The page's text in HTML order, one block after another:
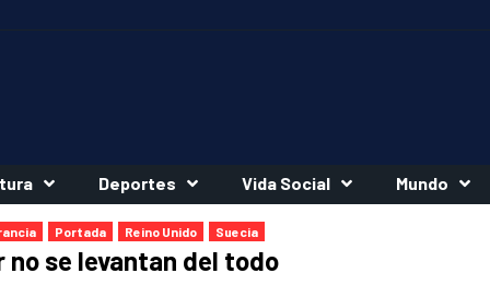
Deportes Vida Social Mundo
Portada Reino Unido Suecia
se levantan del todo